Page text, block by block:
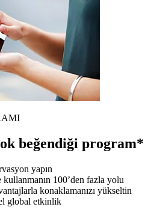
beğendiği program*
yapın
kullanmanın 100’den fazla yolu
konaklamanızı yükseltin
global etkinlik